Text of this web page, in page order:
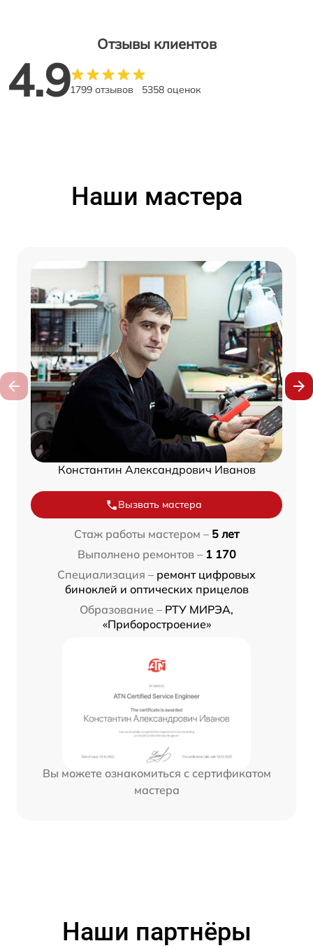
Отзывы клиентов
4.91799 отзывов 5358 оценок
Наши мастера
Константин Александрович Иванов
Вызвать мастера
Стаж работы мастером – 5 лет
Выполнено ремонтов – 1 170
Специализация – ремонт цифровых
биноклей и оптических прицелов
Образование – РТУ МИРЭА,
«Приборостроение»
Вы можете ознакомиться с сертификатом
мастера
Наши партнёры